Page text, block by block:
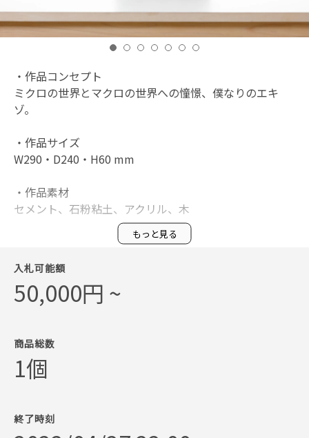
・作品コンセプト
ミクロの世界とマクロの世界への憧憬、僕なりのエキ
ゾ。
・作品サイズ
W290・D240・H60 mm
・作品素材
セメント、石粉粘土、アクリル、木
ワーク制作の依頼をきっかけに絵を描きはじめ、思い出
野郎Aチーム、やけのはら、Y.I.M.、BTB特効、CATBOY
S、ツチヤニボンドなどのアートワークを手がける。上
a skateboardsなどへもビジュアル提供。 2017年頃から
独学で自身の作品制作をはじめ、絵画、ミューラル、立
体、陶芸など様々なメディアを用いて作品を発表。作品
もっと見る
入札可能額
50,000円 ~
商品総数
1個
終了時刻